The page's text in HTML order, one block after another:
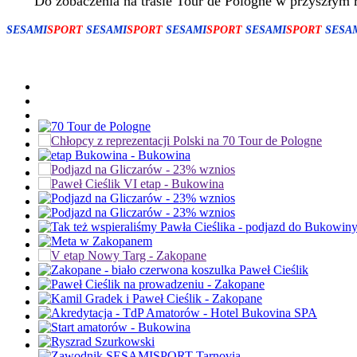
SESAMISPORT SESAMISPORT SESAMISPORT SESAMISPORT